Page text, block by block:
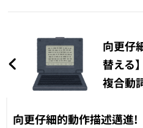
導
向更仔
替える
複合動
向更仔細的動作描述邁進!